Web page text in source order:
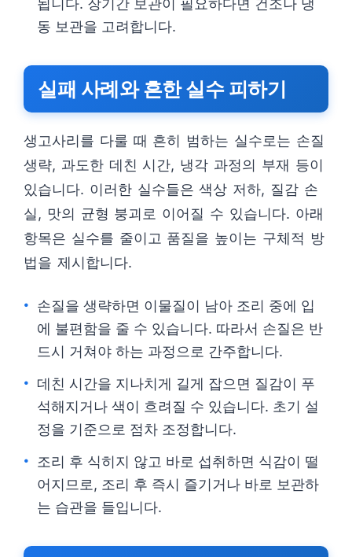
됩니다. 장기간 보관이 필요하다면 건조나 냉
동 보관을 고려합니다.
실패 사례와 흔한 실수 피하기
생고사리를 다룰 때 흔히 범하는 실수로는 손질
생략, 과도한 데친 시간, 냉각 과정의 부재 등이
있습니다. 이러한 실수들은 색상 저하, 질감 손
실, 맛의 균형 붕괴로 이어질 수 있습니다. 아래
항목은 실수를 줄이고 품질을 높이는 구체적 방
법을 제시합니다.
손질을 생략하면 이물질이 남아 조리 중에 입
에 불편함을 줄 수 있습니다. 따라서 손질은 반
드시 거쳐야 하는 과정으로 간주합니다.
데친 시간을 지나치게 길게 잡으면 질감이 푸
석해지거나 색이 흐려질 수 있습니다. 초기 설
정을 기준으로 점차 조정합니다.
조리 후 식히지 않고 바로 섭취하면 식감이 떨
어지므로, 조리 후 즉시 즐기거나 바로 보관하
는 습관을 들입니다.